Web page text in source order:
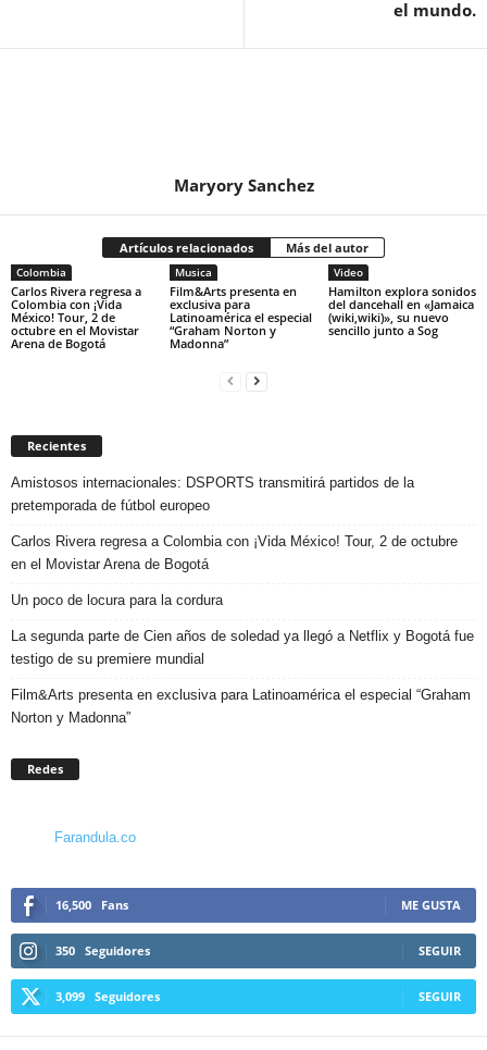
el mundo.
Maryory Sanchez
Artículos relacionados Más del autor
Colombia
Carlos Rivera regresa a
Colombia con ¡Vida
México! Tour, 2 de
octubre en el Movistar
Arena de Bogotá
Musica
Film&Arts presenta en
exclusiva para
Latinoamérica el especial
“Graham Norton y
Madonna”
Video
Hamilton explora sonidos
del dancehall en «Jamaica
(wiki,wiki)», su nuevo
sencillo junto a Sog
Recientes
Amistosos internacionales: DSPORTS transmitirá partidos de la
pretemporada de fútbol europeo
Carlos Rivera regresa a Colombia con ¡Vida México! Tour, 2 de octubre
en el Movistar Arena de Bogotá
Un poco de locura para la cordura
La segunda parte de Cien años de soledad ya llegó a Netflix y Bogotá fue
testigo de su premiere mundial
Film&Arts presenta en exclusiva para Latinoamérica el especial “Graham
Norton y Madonna”
Redes
Farandula.co
16,500 Fans ME GUSTA
350 Seguidores SEGUIR
3,099 Seguidores SEGUIR